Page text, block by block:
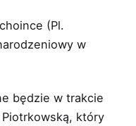
(Pl.
w
będzie w trakcie
który